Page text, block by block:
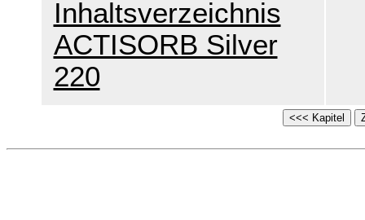
Inhaltsverzeichnis
ACTISORB Silver
220